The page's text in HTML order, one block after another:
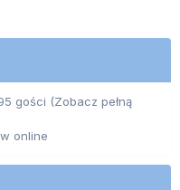
gości (Zobacz pełną
online